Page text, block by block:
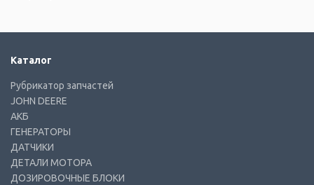
Каталог
Рубрикатор запчастей
JOHN DEERE
АКБ
ГЕНЕРАТОРЫ
ДАТЧИКИ
ДЕТАЛИ МОТОРА
ДОЗИРОВОЧНЫЕ БЛОКИ